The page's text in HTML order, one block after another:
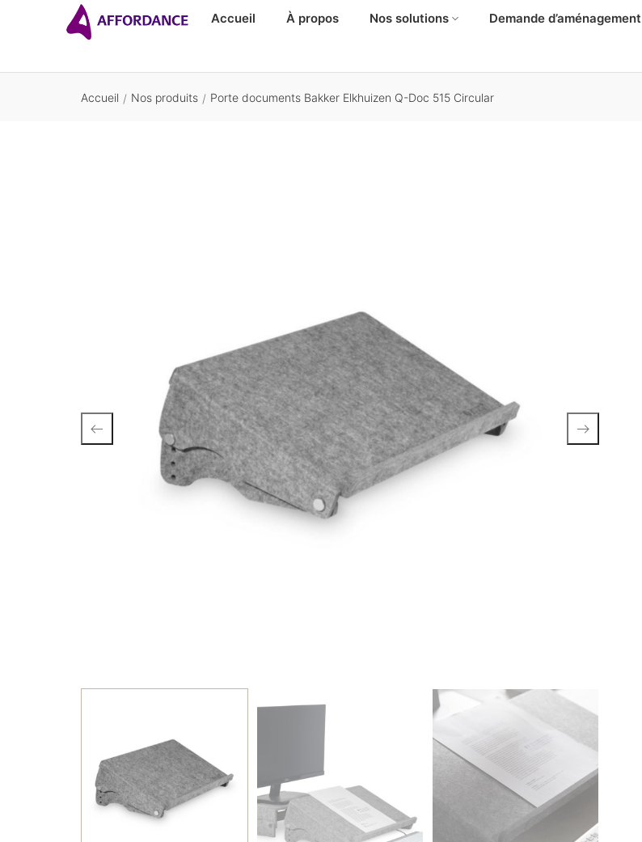
Accueil À propos Nos solutions Demande d’aménagement
Accueil / Nos produits / Porte documents Bakker Elkhuizen Q-Doc 515 Circular